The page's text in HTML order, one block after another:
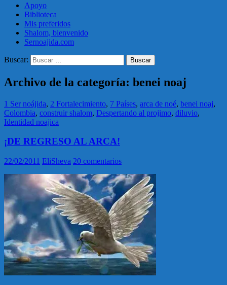
Apoyo
Biblioteca
Mis preferidos
Shalom, bienvenido
Sernoajida.com
Buscar:
Archivo de la categoría: benei noaj
1 Ser noájida, 2 Fortalecimiento, 7 Países, arca de noé, benei noaj,
Colombia, construir shalom, Despertando al projimo, diluvio,
Identidad noajica
¡DE REGRESO AL ARCA!
22/02/2011 EliSheva 20 comentarios